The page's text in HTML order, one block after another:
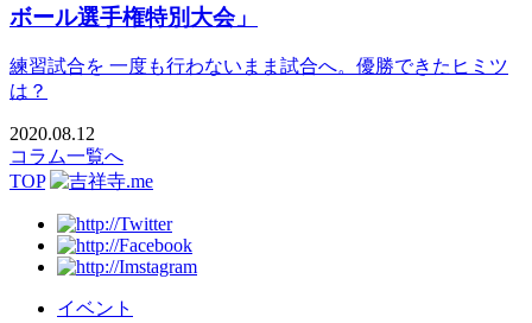
ボール選手権特別大会」
練習試合を 一度も行わないまま試合へ。優勝できたヒミツ
は？
2020.08.12
コラム一覧へ
TOP
イベント